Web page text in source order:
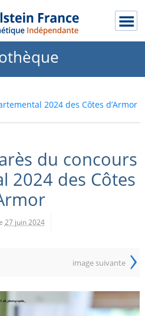
2024 des Côtes d’Armor
du concours
2024 des Côtes
27 juin 2024
image suivante ›